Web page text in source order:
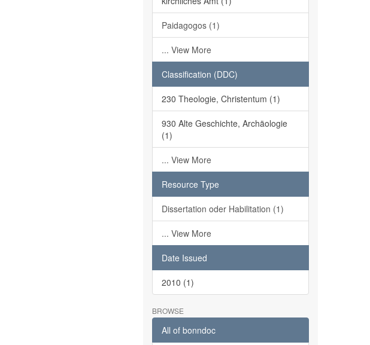
Paidagogos (1)
... View More
Classification (DDC)
230 Theologie, Christentum (1)
930 Alte Geschichte, Archäologie
(1)
... View More
Resource Type
Dissertation oder Habilitation (1)
... View More
Date Issued
2010 (1)
BROWSE
All of bonndoc